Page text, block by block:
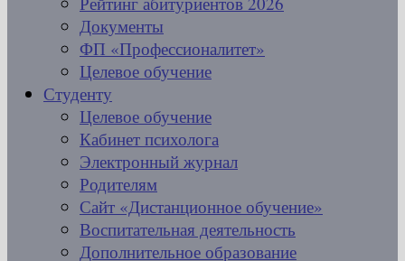
Документы
ФП «Профессионалитет»
Целевое обучение
Студенту
Целевое обучение
Кабинет психолога
Электронный журнал
Родителям
Сайт «Дистанционное обучение»
Воспитательная деятельность
Дополнительное образование